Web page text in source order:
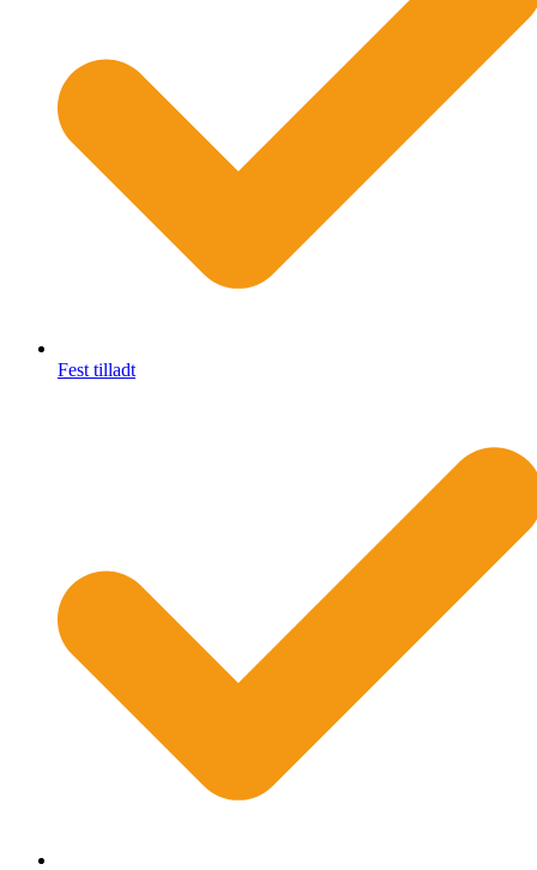
Fest tilladt